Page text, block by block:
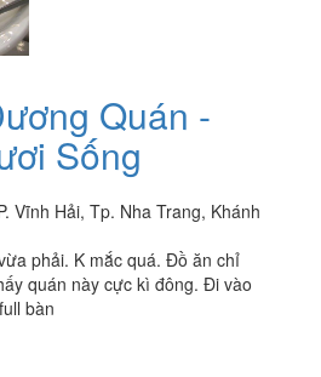
Quán -
Sống
Vĩnh Hải, Tp. Nha Trang, Khánh
phải. K mắc quá. Đồ ăn chỉ
quán này cực kì đông. Đi vào
bàn